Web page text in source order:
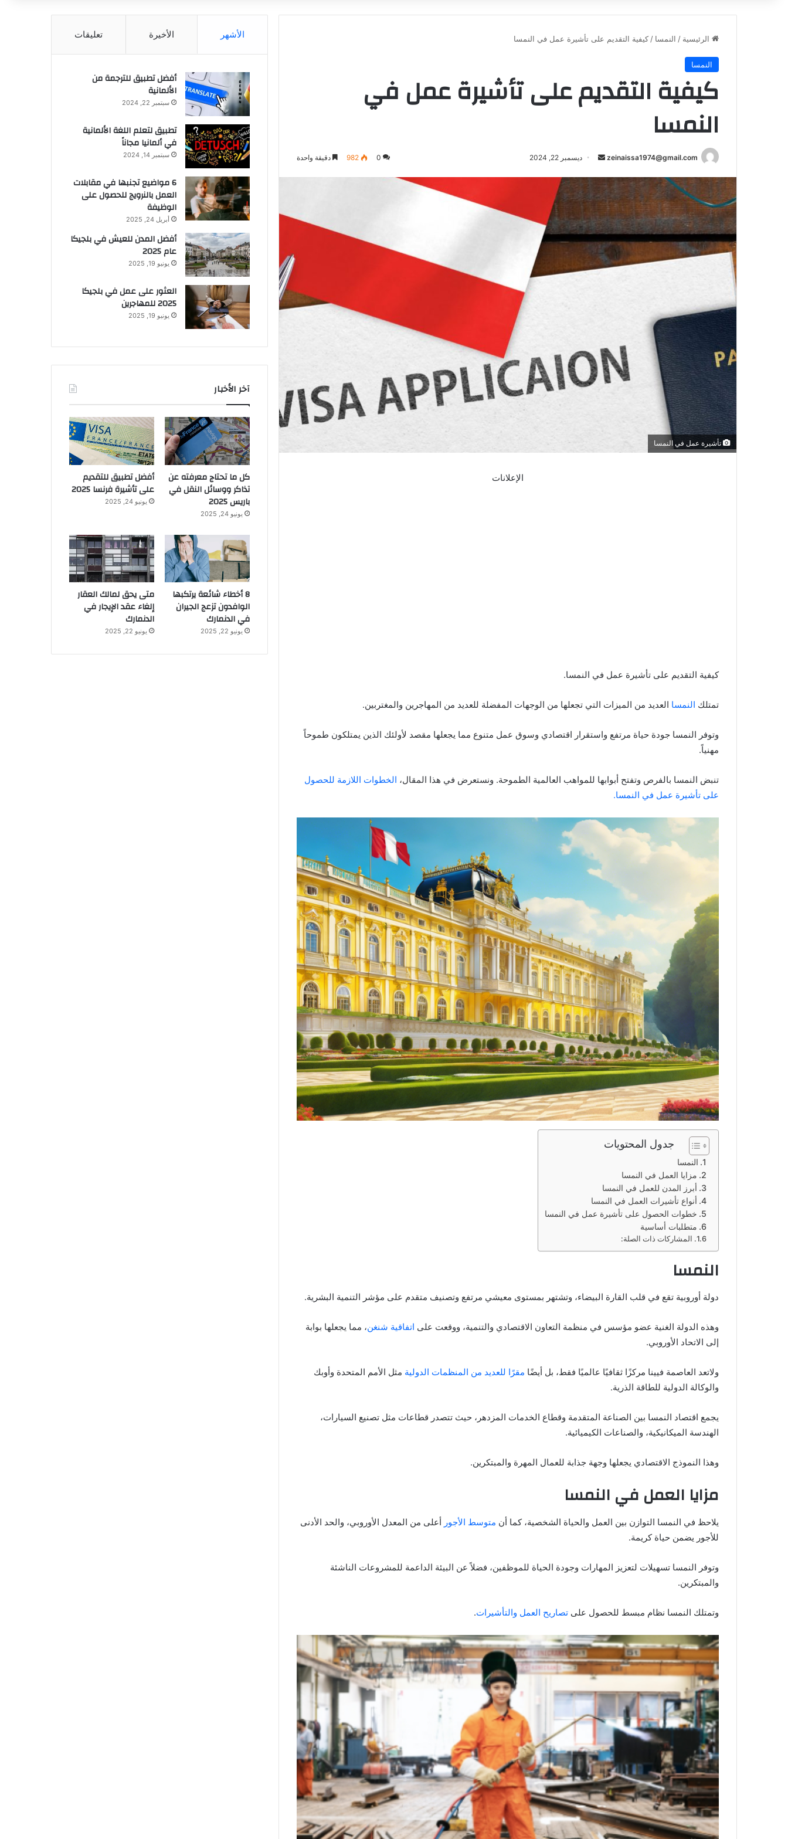
الرئيسية / النمسا / كيفية التقديم على تأشيرة عمل في النمسا
النمسا
كيفية التقديم على تأشيرة عمل في
النمسا
zeinaissa1974@gmail.com
أرسل
إلكترونيا
ديسمبر 22, 2024 0
982 دقيقة واحدة
تأشيرة عمل في النمسا
الإعلانات
كيفية التقديم على تأشيرة عمل في النمسا.
تمتلك النمسا العديد من الميزات التي تجعلها من الوجهات المفضلة للعديد من المهاجرين والمغتربين.
وتوفر النمسا جودة حياة مرتفع واستقرار اقتصادي وسوق عمل متنوع مما يجعلها مقصد لأولئك الذين يمتلكون طموحاً
مهنياً.
تنبض النمسا بالفرص وتفتح أبوابها للمواهب العالمية الطموحة. ونستعرض في هذا المقال، الخطوات اللازمة للحصول
على تأشيرة عمل في النمسا.
جدول المحتويات
النمسا
مزايا العمل في النمسا
أبرز المدن للعمل في النمسا
أنواع تأشيرات العمل في النمسا
خطوات الحصول على تأشيرة عمل في النمسا
متطلبات أساسية
المشاركات ذات الصلة:
النمسا
دولة أوروبية تقع في قلب القارة البيضاء، وتشتهر بمستوى معيشي مرتفع وتصنيف متقدم على مؤشر التنمية البشرية.
وهذه الدولة الغنية عضو مؤسس في منظمة التعاون الاقتصادي والتنمية، ووقعت على اتفاقية شنغن، مما يجعلها بوابة
إلى الاتحاد الأوروبي.
ولاتعد العاصمة فيينا مركزًا ثقافيًا عالميًا فقط، بل أيضًا مقرًا للعديد من المنظمات الدولية مثل الأمم المتحدة وأوبك
والوكالة الدولية للطاقة الذرية.
يجمع اقتصاد النمسا بين الصناعة المتقدمة وقطاع الخدمات المزدهر، حيث تتصدر قطاعات مثل تصنيع السيارات،
الهندسة الميكانيكية، والصناعات الكيميائية.
وهذا النموذج الاقتصادي يجعلها وجهة جذابة للعمال المهرة والمبتكرين.
مزايا العمل في النمسا
يلاحظ في النمسا التوازن بين العمل والحياة الشخصية، كما أن متوسط الأجور أعلى من المعدل الأوروبي، والحد الأدنى
للأجور يضمن حياة كريمة.
وتوفر النمسا تسهيلات لتعزيز المهارات وجودة الحياة للموظفين، فضلاً عن البيئة الداعمة للمشروعات الناشئة
والمبتكرين.
وتمتلك النمسا نظام مبسط للحصول على تصاريح العمل والتأشيرات.
الأشهر الأخيرة تعليقات
أفضل تطبيق للترجمة من
الألمانية
سبتمبر 22, 2024
تطبيق لتعلم اللغة الألمانية
في ألمانيا مجاناً
سبتمبر 14, 2024
6 مواضيع تجنبها في مقابلات
العمل بالنرويج للحصول على
الوظيفة
أبريل 24, 2025
أفضل المدن للعيش في بلجيكا
عام 2025
يونيو 19, 2025
العثور على عمل في بلجيكا
2025 للمهاجرين
يونيو 19, 2025
آخر الأخبار
كل ما تحتاج معرفته عن
تذاكر ووسائل النقل في
باريس 2025
يونيو 24, 2025
أفضل تطبيق للتقديم
على تأشيرة فرنسا 2025
يونيو 24, 2025
8 أخطاء شائعة يرتكبها
الوافدون تزعج الجيران
في الدنمارك
يونيو 22, 2025
متى يحق لمالك العقار
إلغاء عقد الإيجار في
الدنمارك
يونيو 22, 2025